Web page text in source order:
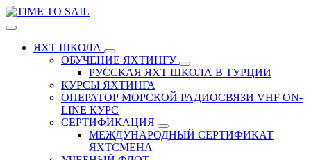
ЯХТ ШКОЛА
ОБУЧЕНИЕ ЯХТИНГУ
РУССКАЯ ЯХТ ШКОЛА В ТУРЦИИ
КУРСЫ ЯХТИНГА
ОПЕРАТОР МОРСКОЙ РАДИОСВЯЗИ VHF ON-
LINE КУРС
СЕРТИФИКАЦИЯ
МЕЖДУНАРОДНЫЙ СЕРТИФИКАТ
ЯХТСМЕНА